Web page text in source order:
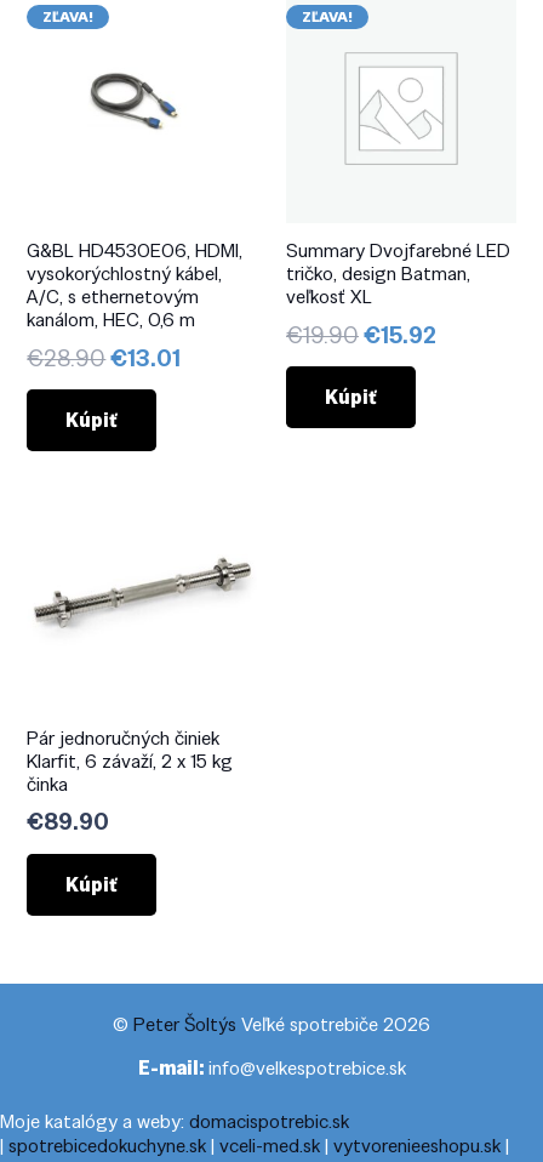
ZĽAVA!
G&BL HD4530E06, HDMI,
vysokorýchlostný kábel,
A/C, s ethernetovým
kanálom, HEC, 0,6 m
€28.90Pôvodná
cena
bola:
€28.90.
€13.01
Kúpiť
ZĽAVA!
Summary Dvojfarebné LED
tričko, design Batman,
veľkosť XL
€19.90Pôvodná
cena
bola:
€19.90.
€15.92
Kúpiť
Pár jednoručných činiek
Klarfit, 6 závaží, 2 x 15 kg
činka
€89.90
Kúpiť
© Peter Šoltýs Veľké spotrebiče 2026
E-mail:info@velkespotrebice.sk
Moje katalógy a weby: domacispotrebic.sk
| spotrebicedokuchyne.sk| vceli-med.sk| vytvorenieeshopu.sk|